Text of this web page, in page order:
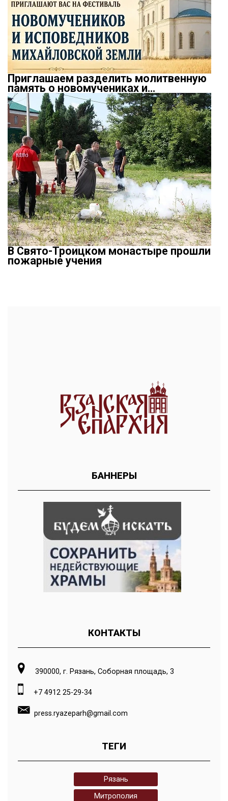
Приглашаем разделить молитвенную
память о новомучениках и…
В Свято-Троицком монастыре прошли
пожарные учения
БАННЕРЫ
КОНТАКТЫ
390000, г. Рязань, Соборная площадь, 3
+7 4912 25-29-34
press.ryazeparh@gmail.com
ТЕГИ
Рязань
Митрополия